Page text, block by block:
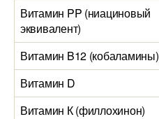
Витамин PP (ниациновый
эквивалент)
Витамин B12 (кобаламины)
Витамин D
Витамин К (филлохинон)